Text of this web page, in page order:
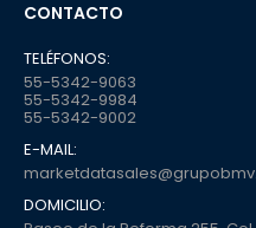
CONTACTO
TELÉFONOS:
55-5342-9063
55-5342-9984
55-5342-9002
E-MAIL:
DOMICILIO: